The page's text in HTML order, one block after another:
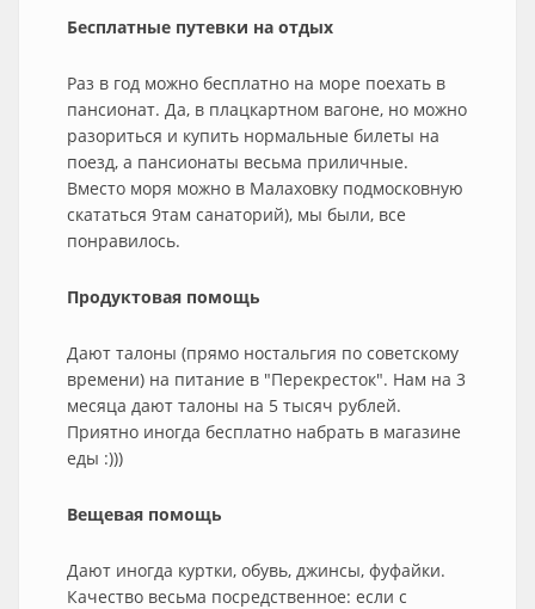
Бесплатные путевки на отдых
Раз в год можно бесплатно на море поехать в
пансионат. Да, в плацкартном вагоне, но можно
разориться и купить нормальные билеты на
поезд, а пансионаты весьма приличные.
Вместо моря можно в Малаховку подмосковную
скататься 9там санаторий), мы были, все
понравилось.
Продуктовая помощь
Дают талоны (прямо ностальгия по советскому
времени) на питание в "Перекресток". Нам на 3
месяца дают талоны на 5 тысяч рублей.
Приятно иногда бесплатно набрать в магазине
еды :)))
Вещевая помощь
Дают иногда куртки, обувь, джинсы, фуфайки.
Качество весьма посредственное: если с